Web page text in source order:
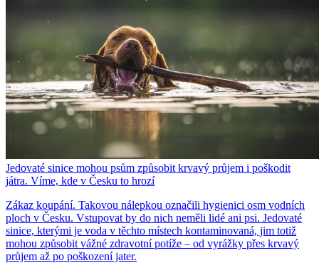
Jedovaté sinice mohou psům způsobit krvavý průjem i poškodit
játra. Víme, kde v Česku to hrozí
Zákaz koupání. Takovou nálepkou označili hygienici osm vodních
ploch v Česku. Vstupovat by do nich neměli lidé ani psi. Jedovaté
sinice, kterými je voda v těchto místech kontaminovaná, jim totiž
mohou způsobit vážné zdravotní potíže – od vyrážky přes krvavý
průjem až po poškození jater.